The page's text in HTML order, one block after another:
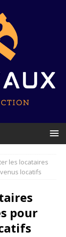
les locataires
locatifs
pour